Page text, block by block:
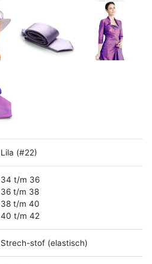
Lila (#22)
34 t/m 36
36 t/m 38
38 t/m 40
40 t/m 42
Strech-stof (elastisch)